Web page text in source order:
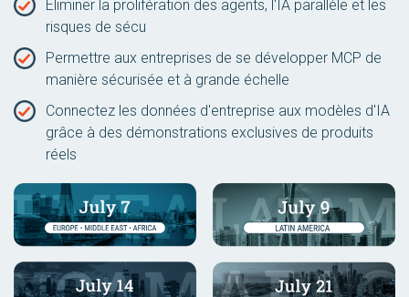
Éliminer la prolifération des agents, l'IA parallèle et les
risques de sécu
Permettre aux entreprises de se développer MCP de
manière sécurisée et à grande échelle
Connectez les données d'entreprise aux modèles d'IA
grâce à des démonstrations exclusives de produits
réels